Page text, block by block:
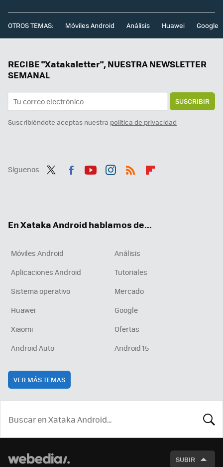
OTROS TEMAS: Móviles Android Análisis Huawei Google
RECIBE "Xatakaletter", NUESTRA NEWSLETTER
SEMANAL
SUSCRIBIR
Suscribiéndote aceptas nuestra política de privacidad
Síguenos
En Xataka Android hablamos de...
Móviles Android
Análisis
Aplicaciones Android
Tutoriales
Sistema operativo
Mercado
Huawei
Google
Xiaomi
Ofertas
Android Auto
Android 15
VER MÁS TEMAS
SUBIR